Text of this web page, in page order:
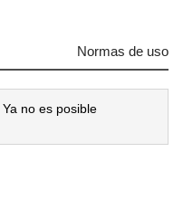
CANCELAR
Normas de uso
no es posible